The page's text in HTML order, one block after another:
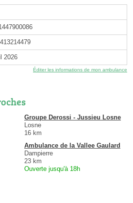
2026
Éditer les informations de mon ambulance
Groupe Derossi - Jussieu Losne
Losne
16 km
Ambulance de la Vallee Gaulard
Dampierre
23 km
Ouverte jusqu'à 18h